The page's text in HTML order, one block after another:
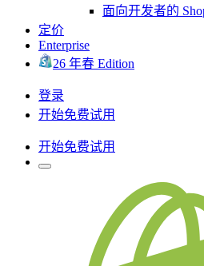
面向开发者的
定价
Enterprise
26 年春 Edition
登录
开始免费试用
开始免费试用